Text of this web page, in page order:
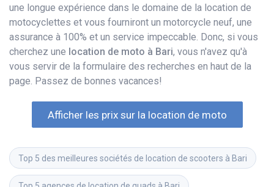
une longue expérience dans le domaine de la location de
motocyclettes et vous fourniront un motorcycle neuf, une
assurance à 100% et un service impeccable. Donc, si vous
cherchez une location de moto à Bari, vous n'avez qu'à
vous servir de la formulaire des recherches en haut de la
page. Passez de bonnes vacances!
Afficher les prix sur la location de moto
Top 5 des meilleures sociétés de location de scooters à Bari